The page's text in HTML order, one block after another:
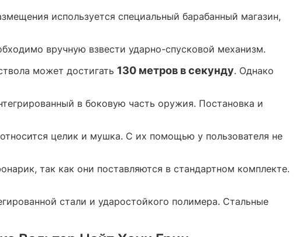
используется специальный барабанный магазин,
вручную взвести ударно-спусковой механизм.
может достигать 130 метров в секунду. Однако
в боковую часть оружия. Постановка и
целик и мушка. С их помощью у пользователя не
так как они поставляются в стандартном комплекте.
стали и ударостойкого полимера. Стальные